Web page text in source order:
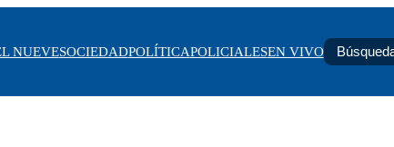
NUEVESOCIEDADPOLÍTICAPOLICIALESEN VIVO